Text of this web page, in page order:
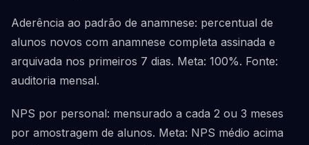
Aderência ao padrão de anamnese: percentual de
alunos novos com anamnese completa assinada e
arquivada nos primeiros 7 dias. Meta: 100%. Fonte:
auditoria mensal.
NPS por personal: mensurado a cada 2 ou 3 meses
por amostragem de alunos. Meta: NPS médio acima